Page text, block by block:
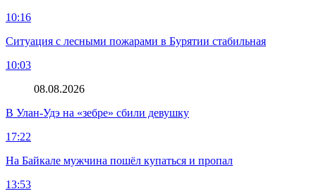
10:16
Ситуация с лесными пожарами в Бурятии стабильная
10:03
08.08.2026
В Улан-Удэ на «зебре» сбили девушку
17:22
На Байкале мужчина пошёл купаться и пропал
13:53